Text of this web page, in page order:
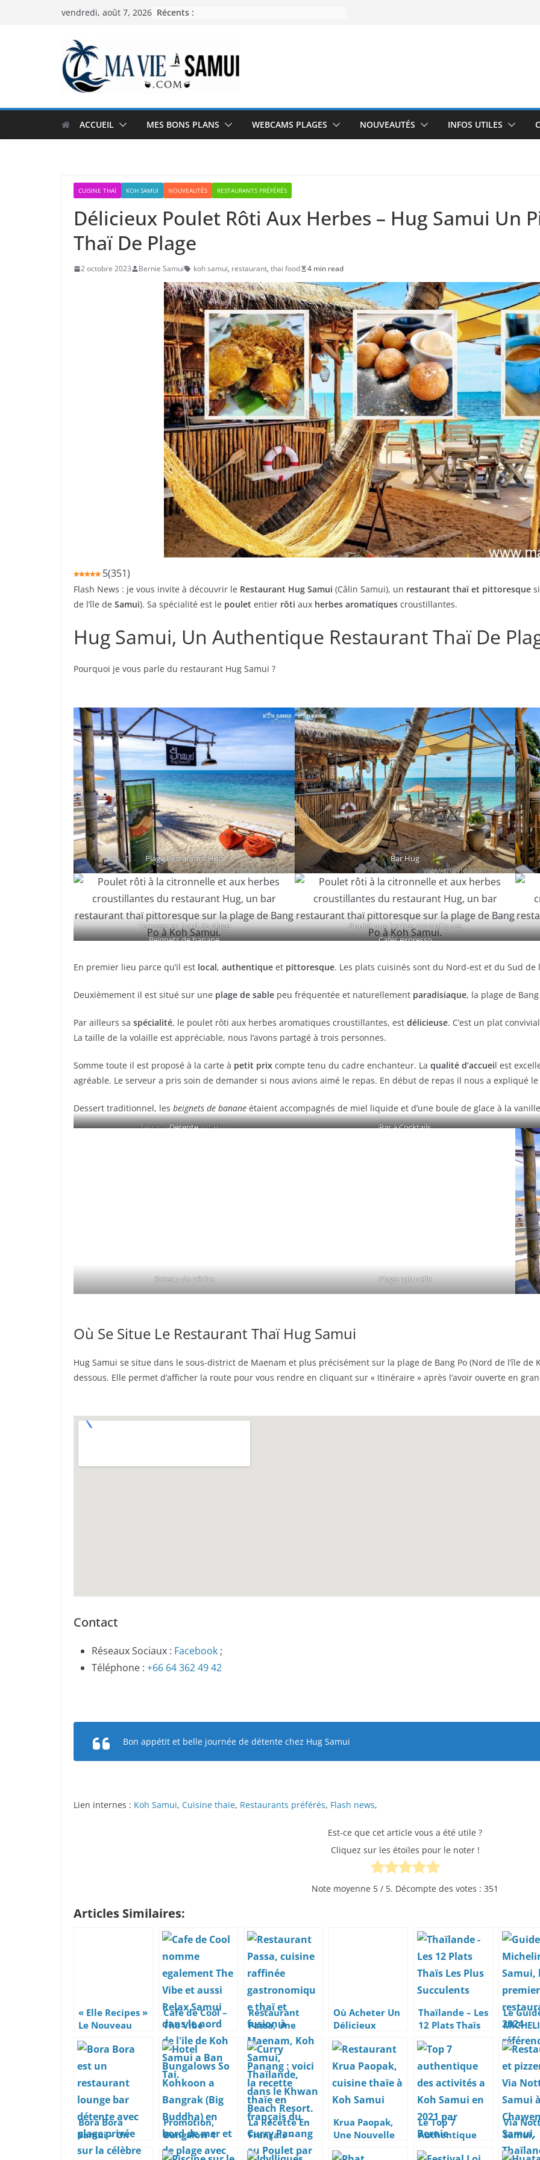
vendredi, août 7, 2026 Récents :
ACCUEIL MES BONS PLANS WEBCAMS PLAGES NOUVEAUTÉS INFOS UTILES
CUISINE THAÏ KOH SAMUI NOUVEAUTÉS RESTAURANTS PRÉFÉRÉS
Délicieux Poulet Rôti Aux Herbes – Hug Samui Un
Thaï De Plage
2 octobre 2023 Bernie Samui koh samui, restaurant, thai food 4 min read
5(351)
Flash News : je vous invite à découvrir le Restaurant Hug Samui (Câlin Samui), un restaurant thaï et pittoresque
de l’île de Samui). Sa spécialité est le poulet entier rôti aux herbes aromatiques croustillantes.
Hug Samui, Un Authentique Restaurant Thaï De
Pourquoi je vous parle du restaurant Hug Samui ?
Plage Restaurant Hug Bar Hug
Terrasse en bord de plage Poulet aux herbes aromatiques
Beignets de banane
Cafés expresso
En premier lieu parce qu’il est local, authentique et pittoresque. Les plats cuisinés sont du Nord-est et du Sud de
Deuxièmement il est situé sur une plage de sable peu fréquentée et naturellement paradisiaque, la plage de Bang
Par ailleurs sa spécialité, le poulet rôti aux herbes aromatiques croustillantes, est délicieuse. C’est un plat
La taille de la volaille est appréciable, nous l’avons partagé à trois personnes.
Somme toute il est proposé à la carte à petit prix compte tenu du cadre enchanteur. La qualité d’accueil est
agréable. Le serveur a pris soin de demander si nous avions aimé le repas. En début de repas il nous a expliqué
Dessert traditionnel, les beignets de banane étaient accompagnés de miel liquide et d’une boule de glace à la
Terrasse Restaurant Hug En bord de mer
Détente Bar à Cocktails
Bateau de pêche Plage naturelle
Où Se Situe Le Restaurant Thaï Hug Samui
Hug Samui se situe dans le sous-district de Maenam et plus précisément sur la plage de Bang Po (Nord de l’île de
dessous. Elle permet d’afficher la route pour vous rendre en cliquant sur « Itinéraire » après l’avoir ouverte en
Contact
Réseaux Sociaux : Facebook ;
Téléphone : +66 64 362 49 42
Bon appétit et belle journée de détente chez Hug Samui
Lien internes : Koh Samui, Cuisine thaïe, Restaurants préférés, Flash news,
Est-ce que cet article vous a été utile ?
Cliquez sur les étoiles pour le noter !
Note moyenne 5 / 5. Décompte des votes : 351
Articles Similaires:
« Elle Recipes »
Le Nouveau
Restaurant
Thaï Tendance
d’Elle
Café de Cool –
The Vibe –
Relax Samui
Restaurant
Passa, Une
Cuisine Fusion
Et Raffinée à
Maenam, Koh
Samui
Où Acheter Un
Délicieux
Poulet Rôti à
4.30 Euros
Thaïlande – Les
12 Plats Thaïs
Les Plus
Succulents
Le
arrive à
Samui
sont les
premiers
Bora Bora
Samui – Un
Restaurant
Promotion,
Bungalow 4
Étoiles A 30
La Recette En
Français –
Curry Panang
Krua Paopak,
Une Nouvelle
Cuisine Thaïe
Le Top 7
Authentique
Des Activités
Via
Samui,